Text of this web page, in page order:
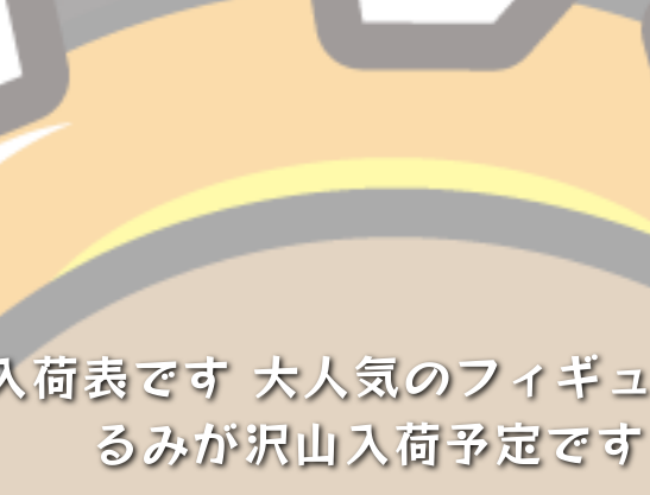
荷表です 大人気のフィギ
るみが沢山入荷予定です